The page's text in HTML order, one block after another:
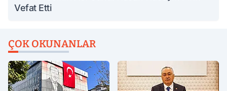
Vefat Etti
ÇOK OKUNANLAR